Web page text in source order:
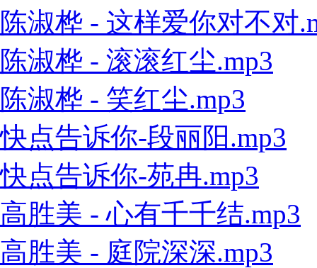
陈淑桦 - 这样爱你对不对
陈淑桦 - 滚滚红尘.mp3
陈淑桦 - 笑红尘.mp3
快点告诉你-段丽阳.mp3
快点告诉你-苑冉.mp3
高胜美 - 心有千千结.mp3
高胜美 - 庭院深深.mp3